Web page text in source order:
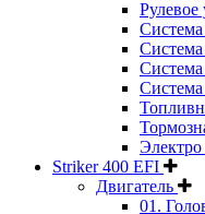
Рулевое
Система
Система
Система
Электро
Striker 400 EFI
Двигатель
01.